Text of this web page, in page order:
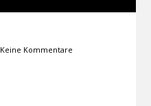
Keine Kommentare